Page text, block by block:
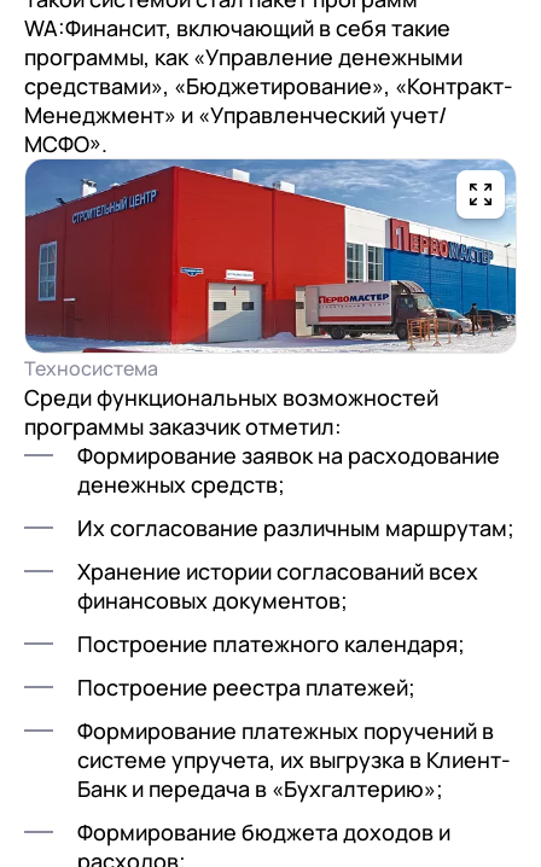
WA:Финансит, включающий в себя такие
программы, как «Управление денежными
средствами», «Бюджетирование», «Контракт-
Менеджмент» и «Управленческий учет/
МСФО».
Техносистема
Среди функциональных возможностей
программы заказчик отметил:
Формирование заявок на расходование
денежных средств;
Их согласование различным маршрутам;
Хранение истории согласований всех
финансовых документов;
Построение платежного календаря;
Построение реестра платежей;
Формирование платежных поручений в
системе упручета, их выгрузка в Клиент-
Банк и передача в «Бухгалтерию»;
Формирование бюджета доходов и
расходов;
Переход с Terrasoft CRM на 1С:CRM или
1С-Битрикс 24
документооборот (КЭДО)
1С:Кабинет сотрудника
Внутренний документооборот (СЭД)
1С:Документооборот 8
Управление финансами (FRP)
WA:Финансист
Отраслевые решения
Легкая логистика
Бизнес-аналитика (BI)
1С:Аналитика
Управление взаимоотношениями с
клиентами (CRM)
1С:CRM
Лицензии 1С
Сервисы 1С
1С-ЭДО
1С:Контрагент
1С-Отчетность
Прочие отрасли
Контакты
Релокация
Грейды
Истории успеха
Отзывы сотрудников